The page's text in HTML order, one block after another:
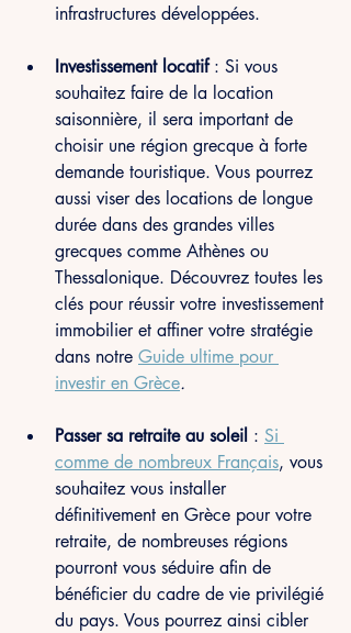
infrastructures développées.
Investissement locatif : Si vous
souhaitez faire de la location
saisonnière, il sera important de
choisir une région grecque à forte
demande touristique. Vous pourrez
aussi viser des locations de longue
durée dans des grandes villes
grecques comme Athènes ou
Thessalonique. Découvrez toutes les
clés pour réussir votre investissement
immobilier et affiner votre stratégie
dans notre Guide ultime pour
investir en Grèce.
Passer sa retraite au soleil : Si
comme de nombreux Français, vous
souhaitez vous installer
définitivement en Grèce pour votre
retraite, de nombreuses régions
pourront vous séduire afin de
bénéficier du cadre de vie privilégié
du pays. Vous pourrez ainsi cibler